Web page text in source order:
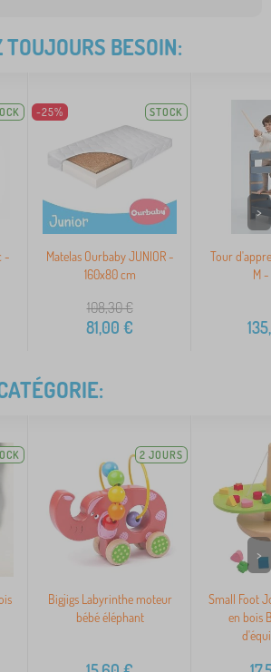
BESOIN:
-
-25% STOCK
Matelas Ourbaby JUNIOR -
160x80 cm
108,30€
81,00 €
Tour
M
>
2 JOURS
Bigjigs Labyrinthe moteur
bébé éléphant
Small Foot
en bois
>